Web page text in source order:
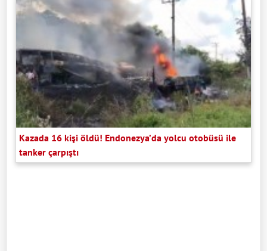
Kazada 16 kişi öldü! Endonezya’da yolcu otobüsü ile
tanker çarpıştı